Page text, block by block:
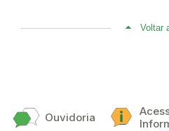
Voltar
Ouvidoria